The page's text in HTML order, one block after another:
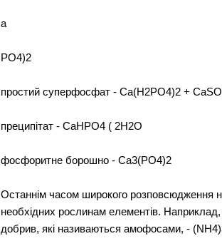
a
РО4)2
простий суперфосфат - Са(Н2РО4)2 +
преципітат - СаНРО4 ( 2Н2О
фосфоритне борошно - Са3(РО4)2
Останнім часом широкого розповсюдження
необхідних рослинам елементів.
добрив, які називаються амофосами, -